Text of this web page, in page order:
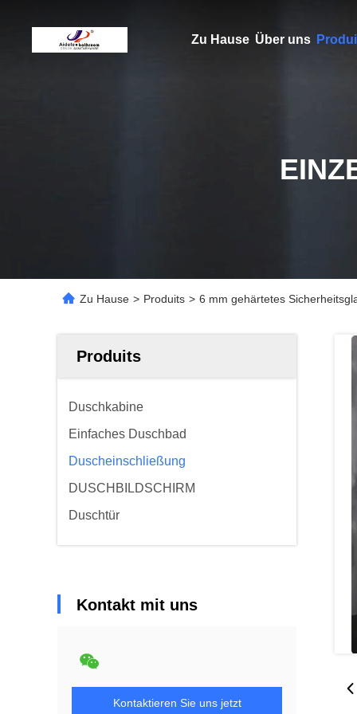
Zu Hause Über uns
Zu Hause > Produits > 6 mm gehärtetes
Produits
Duschkabine
Einfaches Duschbad
Duscheinschließung
DUSCHBILDSCHIRM
Duschtür
Kontakt mit uns
Kontaktieren Sie uns jetzt